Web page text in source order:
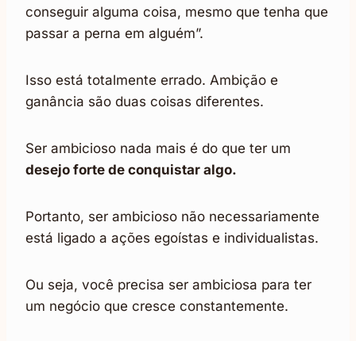
conseguir alguma coisa, mesmo que tenha que
passar a perna em alguém”.
Isso está totalmente errado. Ambição e
ganância são duas coisas diferentes.
Ser ambicioso nada mais é do que ter um
desejo forte de conquistar algo.
Portanto, ser ambicioso não necessariamente
está ligado a ações egoístas e individualistas.
Ou seja, você precisa ser ambiciosa para ter
um negócio que cresce constantemente.